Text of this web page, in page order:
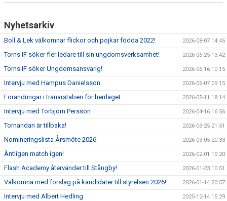
Nyhetsarkiv
Boll & Lek välkomnar flickor och pojkar födda 2022! 2026-08-07 14:45
Torns IF söker fler ledare till sin ungdomsverksamhet! 2026-06-25 13:42
Torns IF söker Ungdomsansvarig! 2026-06-16 10:15
Intervju med Hampus Danielsson 2026-06-07 09:15
Förändringar i tränarstaben för herrlaget 2026-05-11 18:14
Intervju med Torbjörn Persson 2026-04-16 16:56
Tornandan är tillbaka! 2026-03-25 21:51
Nomineringslista Årsmöte 2026 2026-03-05 20:33
Äntligen match igen! 2026-02-01 19:20
Flash Academy återvänder till Stångby! 2026-01-23 10:51
Välkomna med förslag på kandidater till styrelsen 2026! 2026-01-14 20:57
Intervju med Albert Hedling 2025-12-14 15:29